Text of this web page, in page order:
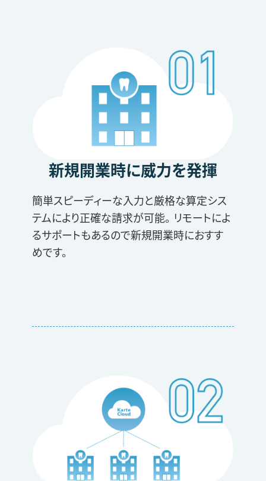
新規開業時に威力を発揮
簡単スピーディーな入力と厳格な算定シス
テムにより正確な請求が可能。 リモートによ
るサポートもあるので新規開業時におすす
めです。